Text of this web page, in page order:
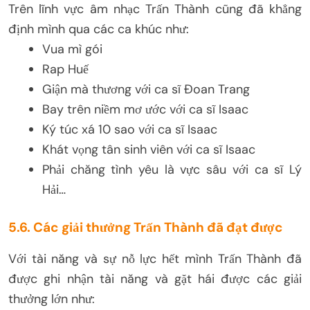
Trên lĩnh vực âm nhạc Trấn Thành cũng đã khẳng
định mình qua các ca khúc như:
Vua mì gói
Rap Huế
Giận mà thương với ca sĩ Đoan Trang
Bay trên niềm mơ ước với ca sĩ Isaac
Ký túc xá 10 sao với ca sĩ Isaac
Khát vọng tân sinh viên với ca sĩ Isaac
Phải chăng tình yêu là vực sâu với ca sĩ Lý
Hải…
5.6. Các giải thưởng Trấn Thành đã đạt được
Với tài năng và sự nỗ lực hết mình Trấn Thành đã
được ghi nhận tài năng và gặt hái được các giải
thưởng lớn như: